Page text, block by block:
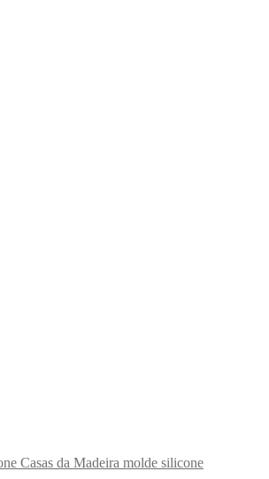
Casas da Madeira molde silicone